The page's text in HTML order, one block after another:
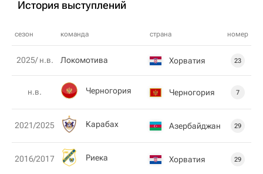
История выступлений
сезон команда страна номер
2025/ н.в. Локомотива Хорватия 23
н.в. Черногория Черногория 7
2021/2025 Карабах Азербайджан 29
2016/2017 Риека Хорватия 29